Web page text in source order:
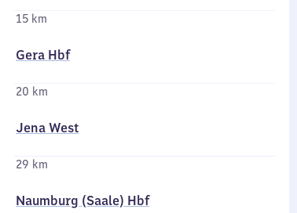
15 km
Gera Hbf
20 km
Jena West
29 km
Naumburg (Saale) Hbf